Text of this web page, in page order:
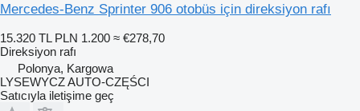
Mercedes-Benz Sprinter 906 otobüs için direksiyon rafı
15.320 TL PLN 1.200 ≈ €278,70
Direksiyon rafı
Polonya, Kargowa
LYSEWYCZ AUTO-CZĘŚCI
Satıcıyla iletişime geç